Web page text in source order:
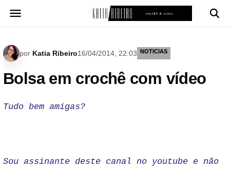
para
por Katia Ribeiro16/04/2014, 22:03 NOTICIAS
Bolsa em crochê com vídeo
Tudo bem amigas?
Sou assinante deste canal no youtube e não